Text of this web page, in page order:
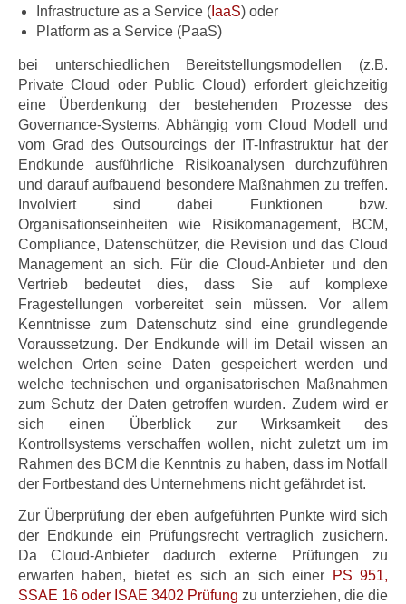
Infrastructure as a Service ( IaaS) oder
Platform as a Service (PaaS)
bei unterschiedlichen Bereitstellungsmodellen (z.B.
Private Cloud oder Public Cloud) erfordert gleichzeitig
eine Überdenkung der bestehenden Prozesse des
Governance-Systems. Abhängig vom Cloud Modell und
vom Grad des Outsourcings der IT-Infrastruktur hat der
Endkunde ausführliche Risikoanalysen durchzuführen
und darauf aufbauend besondere Maßnahmen zu treffen.
Involviert sind dabei Funktionen bzw.
Organisationseinheiten wie Risikomanagement, BCM,
Compliance, Datenschützer, die Revision und das Cloud
Management an sich. Für die Cloud-Anbieter und den
Vertrieb bedeutet dies, dass Sie auf komplexe
Fragestellungen vorbereitet sein müssen. Vor allem
Kenntnisse zum Datenschutz sind eine grundlegende
Voraussetzung. Der Endkunde will im Detail wissen an
welchen Orten seine Daten gespeichert werden und
welche technischen und organisatorischen Maßnahmen
zum Schutz der Daten getroffen wurden. Zudem wird er
sich einen Überblick zur Wirksamkeit des
Kontrollsystems verschaffen wollen, nicht zuletzt um im
Rahmen des BCM die Kenntnis zu haben, dass im Notfall
der Fortbestand des Unternehmens nicht gefährdet ist.
Zur Überprüfung der eben aufgeführten Punkte wird sich
der Endkunde ein Prüfungsrecht vertraglich zusichern.
Da Cloud-Anbieter dadurch externe Prüfungen zu
erwarten haben, bietet es sich an sich einer
PS 951,
SSAE 16 oder ISAE 3402 Prüfung zu unterziehen, die die